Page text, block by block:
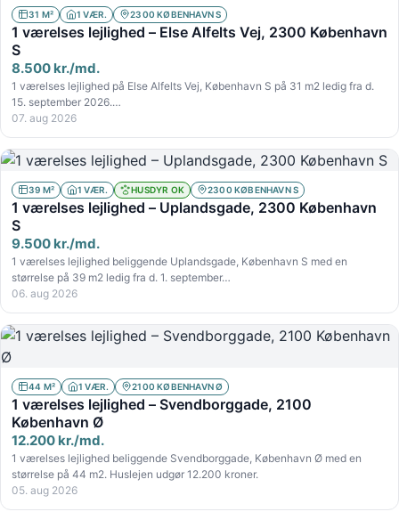
31 M² 1 VÆR. 2300 KØBENHAVN S
1 værelses lejlighed – Else Alfelts Vej, 2300 København
S
8.500 kr./md.
1 værelses lejlighed på Else Alfelts Vej, København S på 31 m2 ledig fra d.
15. september 2026.…
07. aug 2026
39 M² 1 VÆR. HUSDYR OK 2300 KØBENHAVN S
1 værelses lejlighed – Uplandsgade, 2300 København
S
9.500 kr./md.
1 værelses lejlighed beliggende Uplandsgade, København S med en
størrelse på 39 m2 ledig fra d. 1. september…
06. aug 2026
44 M² 1 VÆR. 2100 KØBENHAVN Ø
1 værelses lejlighed – Svendborggade, 2100
København Ø
12.200 kr./md.
1 værelses lejlighed beliggende Svendborggade, København Ø med en
størrelse på 44 m2. Huslejen udgør 12.200 kroner.
05. aug 2026